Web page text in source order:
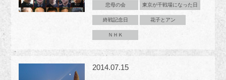
悲母の会 東京が千戦場になった日
終戦記念日 花子とアン
ＮＨＫ
2014.07.15